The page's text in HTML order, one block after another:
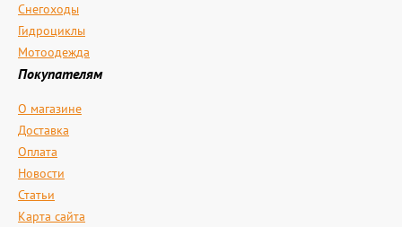
Снегоходы
Гидроциклы
Мотоодежда
Покупателям
О магазине
Доставка
Оплата
Новости
Статьи
Карта сайта